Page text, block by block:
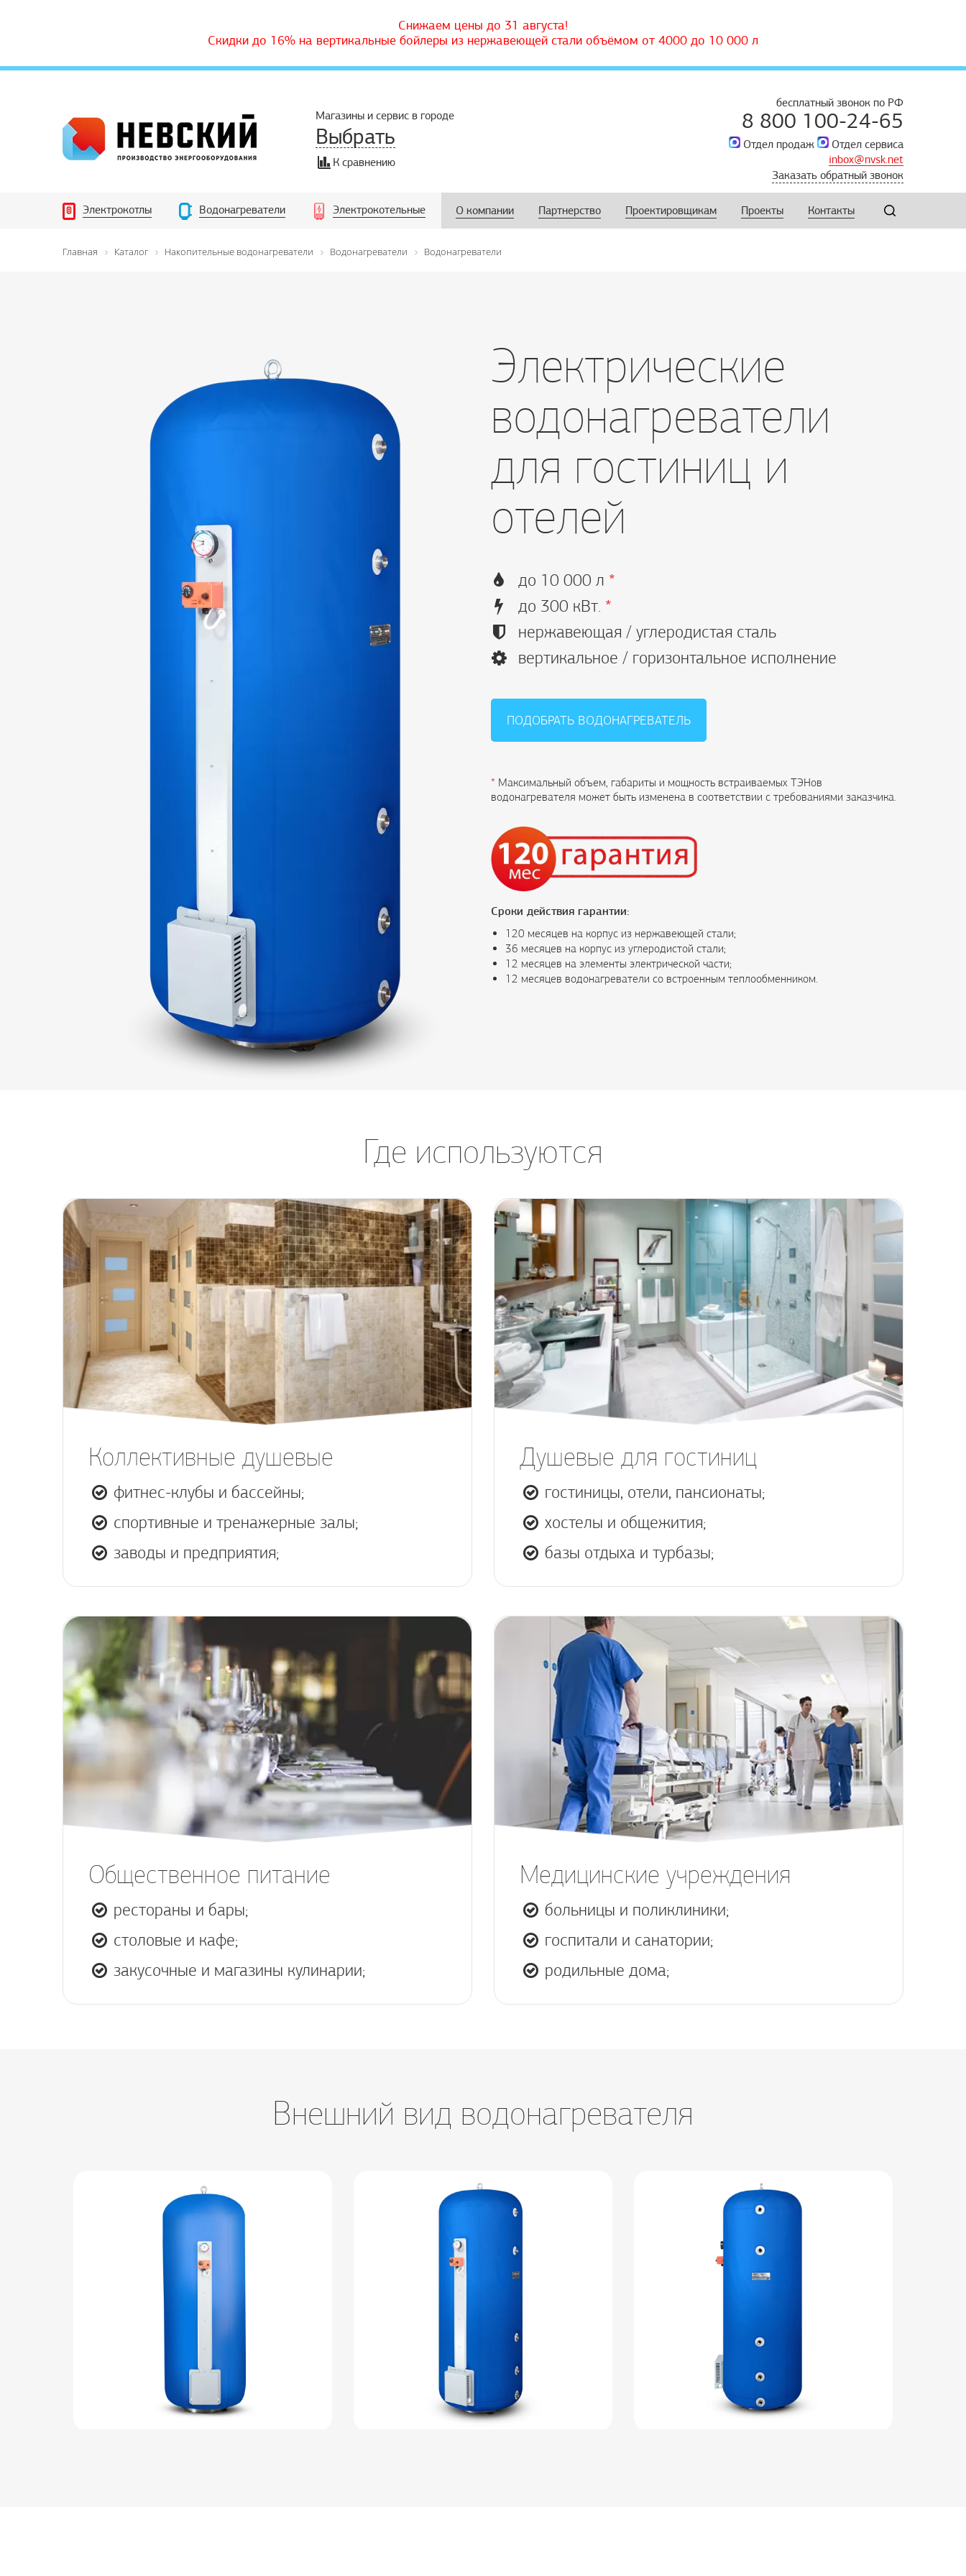
Снижаем цены до 31 августа!
Скидки до 16% на вертикальные бойлеры из нержавеющей стали объёмом от 4000 до 10 000 л
Магазины и сервис в городе
Выбрать
К сравнению
бесплатный звонок по РФ
8 800 100-24-65
Отдел продаж
Отдел сервиса
inbox@nvsk.net
Заказать обратный звонок
Электрокотлы Водонагреватели Электрокотельные О компании Партнерство Проектировщикам Проекты Контакты
Главная Каталог Накопительные водонагреватели Водонагреватели Водонагреватели
Электрические
водонагреватели
для гостиниц и
отелей
до 10 000 л *
до 300 кВт. *
нержавеющая / углеродистая сталь
вертикальное / горизонтальное исполнение
ПОДОБРАТЬ ВОДОНАГРЕВАТЕЛЬ
* Максимальный объем, габариты и мощность встраиваемых ТЭНов
водонагревателя может быть изменена в соответствии с требованиями заказчика.
Сроки действия гарантии:
120 месяцев на корпус из нержавеющей стали;
36 месяцев на корпус из углеродистой стали;
12 месяцев на элементы электрической части;
12 месяцев водонагреватели со встроенным теплообменником.
Где используются
Коллективные душевые
фитнес-клубы и бассейны;
спортивные и тренажерные залы;
заводы и предприятия;
Душевые для гостиниц
гостиницы, отели, пансионаты;
хостелы и общежития;
базы отдыха и турбазы;
Общественное питание
рестораны и бары;
столовые и кафе;
закусочные и магазины кулинарии;
Медицинские учреждения
больницы и поликлиники;
госпитали и санатории;
родильные дома;
Внешний вид водонагревателя